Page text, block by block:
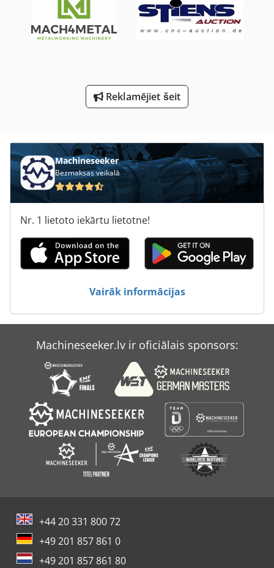
To Izplešanās
Urbšana Ar Diegu Griezējs
Vertikālā Slīpēšanas Mašīna
Virs Zemes Mazuta Tvertne
Reklamējiet šeit
Machineseeker
Bezmaksas veikalā
Nr. 1 lietoto iekārtu lietotne!
Vairāk informācijas
Machineseeker.lv ir oficiālais sponsors:
+44 20 331 800 72
+49 201 857 861 0
+49 201 857 861 80